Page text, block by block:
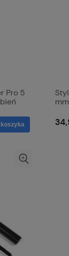
Pro 5
koszyka